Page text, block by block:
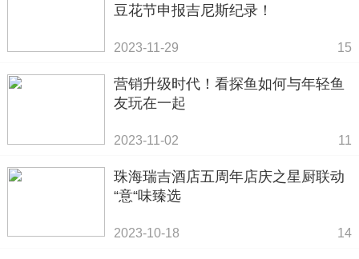
豆花节申报吉尼斯纪录！
2023-11-29 15
营销升级时代！看探鱼如何与年轻鱼
友玩在一起
2023-11-02 11
珠海瑞吉酒店五周年店庆之星厨联动
“意“味臻选
2023-10-18 14